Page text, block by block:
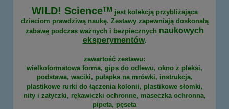
WILD! ScienceTM jest kolekcją przybliżająca
dzieciom prawdziwą naukę. Zestawy zapewniają doskonałą
zabawę podczas ważnych i bezpiecznych naukowych
eksperymentów.
zawartość zestawu:
wielkoformatowa forma, gips do odlewu, okno z pleksi,
podstawa, waciki, pułapka na mrówki, instrukcja,
plastikowe rurki do łączenia kolonii, plastikowe słomki,
nity i zatyczki, rękawiczki ochronne, maseczka ochronna,
pipeta, pęseta